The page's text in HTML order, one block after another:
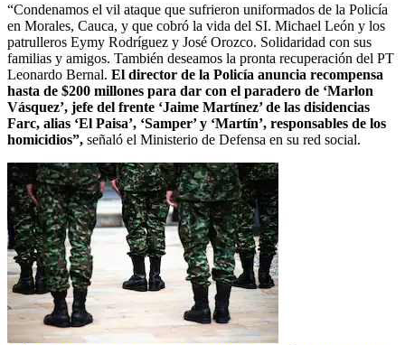
“Condenamos el vil ataque que sufrieron uniformados de la Policía
en Morales, Cauca, y que cobró la vida del SI. Michael León y los
patrulleros Eymy Rodríguez y José Orozco. Solidaridad con sus
familias y amigos. También deseamos la pronta recuperación del PT
Leonardo Bernal. El director de la Policía anuncia recompensa
hasta de $200 millones para dar con el paradero de ‘Marlon
Vásquez’, jefe del frente ‘Jaime Martínez’ de las disidencias
Farc, alias ‘El Paisa’, ‘Samper’ y ‘Martín’, responsables de los
homicidios”, señaló el Ministerio de Defensa en su red social.